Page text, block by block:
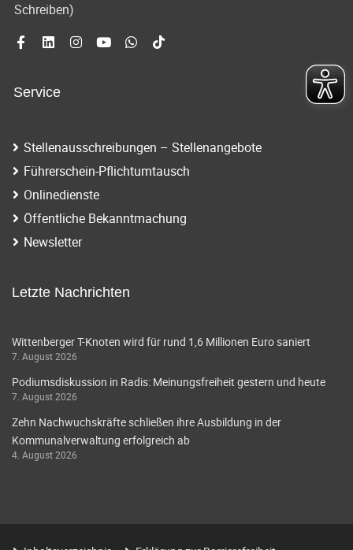
Schreiben)
Service
Stellenausschreibungen – Stellenangebote
Führerschein-Pflichtumtausch
Onlinedienste
Öffentliche Bekanntmachung
Newsletter
Letzte Nachrichten
Wittenberger T-Knoten wird für rund 1,6 Millionen Euro saniert
7. August 2026
Podiumsdiskussion in Radis: Meinungsfreiheit gestern und heute
7. August 2026
Zehn Nachwuchskräfte schließen ihre Ausbildung in der
Kommunalverwaltung erfolgreich ab
4. August 2026